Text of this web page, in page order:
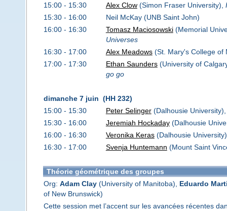
15:00 - 15:30
Alex Clow(Simon Fraser University),
15:30 - 16:00
Neil McKay (UNB Saint John)
16:00 - 16:30
Tomasz Maciosowski(Memorial
Universes
16:30 - 17:00
Alex Meadows(St. Mary's College of
17:00 - 17:30
Ethan Saunders(University of
go go
dimanche 7 juin (HH 232)
15:00 - 15:30
Peter Selinger(Dalhousie
15:30 - 16:00
Jeremiah Hockaday(Dalhousie
16:00 - 16:30
Veronika Keras(Dalhousie
16:30 - 17:00
Svenja Huntemann (Mount Saint
Théorie géométrique des groupes
Org: Adam Clay(University of Manitoba), Eduardo
of New Brunswick)
Cette session met l’accent sur les avancées récentes